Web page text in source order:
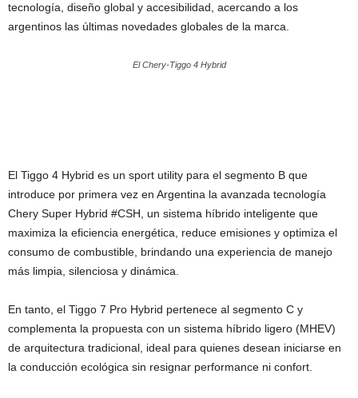
tecnología, diseño global y accesibilidad, acercando a los
argentinos las últimas novedades globales de la marca.
El Chery-Tiggo 4 Hybrid
El Tiggo 4 Hybrid es un sport utility para el segmento B que
introduce por primera vez en Argentina la avanzada tecnología
Chery Super Hybrid #CSH, un sistema híbrido inteligente que
maximiza la eficiencia energética, reduce emisiones y optimiza el
consumo de combustible, brindando una experiencia de manejo
más limpia, silenciosa y dinámica.
En tanto, el Tiggo 7 Pro Hybrid pertenece al segmento C y
complementa la propuesta con un sistema híbrido ligero (MHEV)
de arquitectura tradicional, ideal para quienes desean iniciarse en
la conducción ecológica sin resignar performance ni confort.